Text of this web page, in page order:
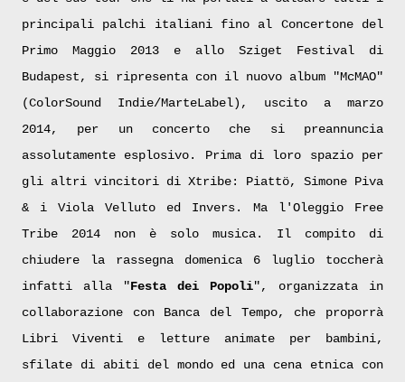
principali palchi italiani fino al Concertone del
Primo Maggio 2013 e allo Sziget Festival di
Budapest, si ripresenta con il nuovo album "McMAO"
(ColorSound Indie/MarteLabel), uscito a marzo
2014, per un concerto che si preannuncia
assolutamente esplosivo. Prima di loro spazio per
gli altri vincitori di Xtribe: Piattö, Simone Piva
& i Viola Velluto ed Invers. Ma l'Oleggio Free
Tribe 2014 non è solo musica. Il compito di
chiudere la rassegna domenica 6 luglio toccherà
infatti alla "Festa dei Popoli", organizzata in
collaborazione con Banca del Tempo, che proporrà
Libri Viventi e letture animate per bambini,
sfilate di abiti del mondo ed una cena etnica con